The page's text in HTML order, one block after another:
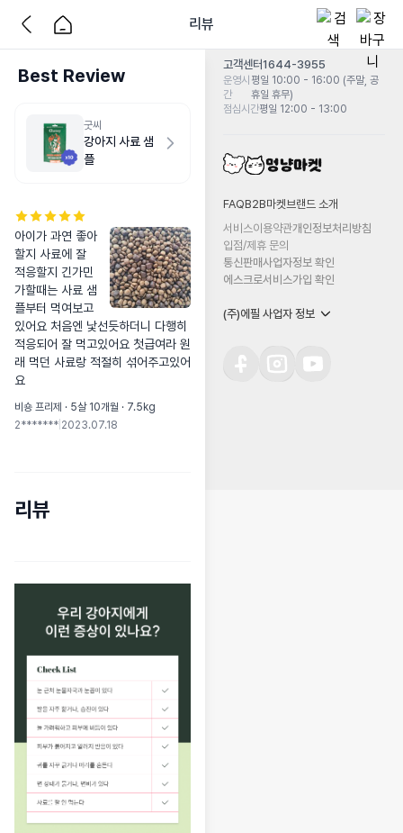
리뷰
Best Review
굿씨
강아지 사료 샘
플
아이가 과연 좋아
할지 사료에 잘
적응할지 긴가민
가할때는 사료 샘
플부터 먹여보고
있어요 처음엔 낯선듯하더니 다행히
적응되어 잘 먹고있어요 첫급여라 원
래 먹던 사료랑 적절히 섞어주고있어
요
비숑 프리제 · 5살 10개월 · 7.5kg
2******* 2023.07.18
리뷰
고객센터1644-3955
운영시
간
평일 10:00 - 16:00 (주말, 공
휴일 휴무)
점심시간평일 12:00 - 13:00
FAQB2B마켓 브랜드 소개
서비스이용약관개인정보처리방침
입점/제휴 문의
통신판매사업자정보 확인
에스크로서비스가입 확인
(주)에필 사업자 정보